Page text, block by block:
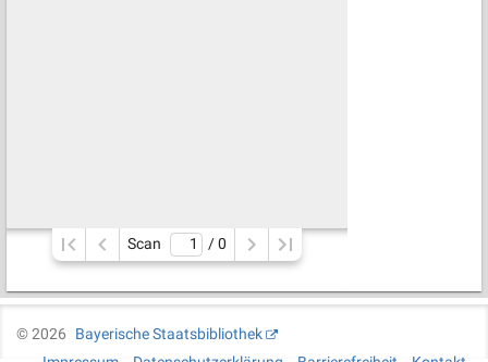
Scan / 0
©2026
Bayerische Staatsbibliothek